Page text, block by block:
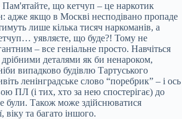
Пам'ятайте, що кетчуп – це наркотик
адже якщо в Москві несподівано пропаде
лише кілька тисяч наркоманів, а
уявляєте, що буде?! Тому не
– все геніальне просто. Навчіться
деталями як би ненароком,
випадково будівлю Тартуського
ленінградське слово “поребрик” – і ось
ПЛ (і тих, хто за нею спостерігає) до
були. Також може здійснюватися
віку та багато іншого.